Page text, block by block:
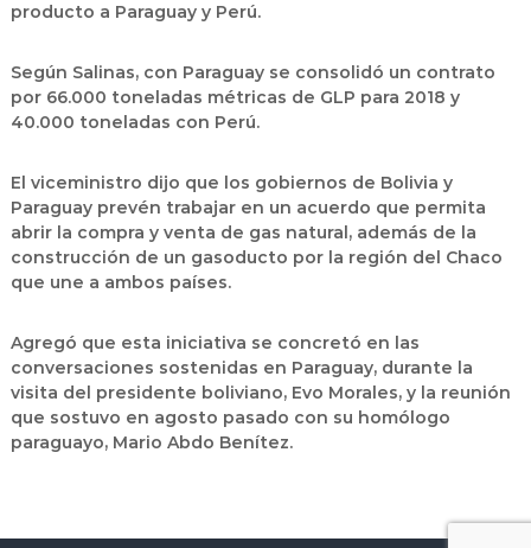
producto a Paraguay y Perú.
Según Salinas, con Paraguay se consolidó un contrato
por 66.000 toneladas métricas de GLP para 2018 y
40.000 toneladas con Perú.
El viceministro dijo que los gobiernos de Bolivia y
Paraguay prevén trabajar en un acuerdo que permita
abrir la compra y venta de gas natural, además de la
construcción de un gasoducto por la región del Chaco
que une a ambos países.
Agregó que esta iniciativa se concretó en las
conversaciones sostenidas en Paraguay, durante la
visita del presidente boliviano, Evo Morales, y la reunión
que sostuvo en agosto pasado con su homólogo
paraguayo, Mario Abdo Benítez.